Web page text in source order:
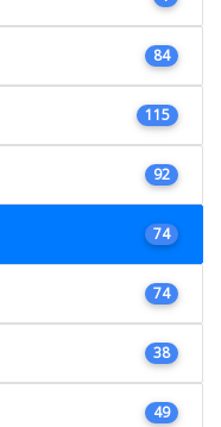
84
115
92
74
74
38
49